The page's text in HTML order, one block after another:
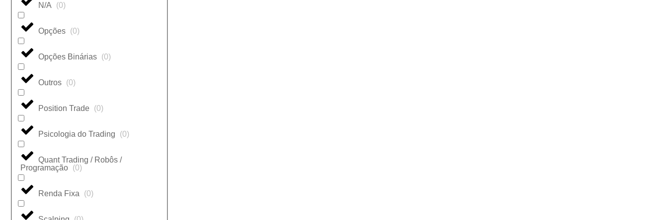
N/A (0)
Opções (0)
Opções Binárias (0)
Outros (0)
Position Trade (0)
Psicologia do Trading (0)
Quant Trading / Robôs /
Programação (0)
Renda Fixa (0)